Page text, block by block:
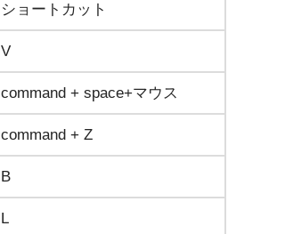
ショートカット
V
command + space+マウス
command + Z
B
L